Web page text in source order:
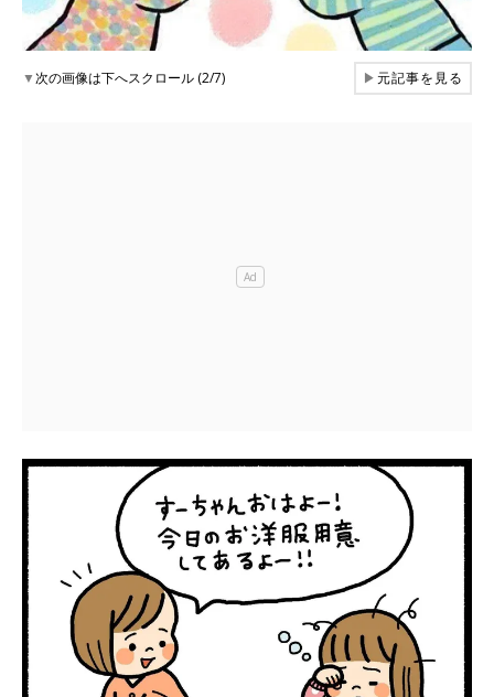
▼次の画像は下へスクロール (2/7) ▶元記事を見る